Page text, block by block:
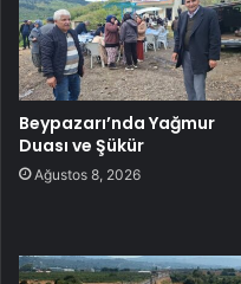
Beypazarı’nda Yağmur
Duası ve Şükür
Ağustos 8, 2026